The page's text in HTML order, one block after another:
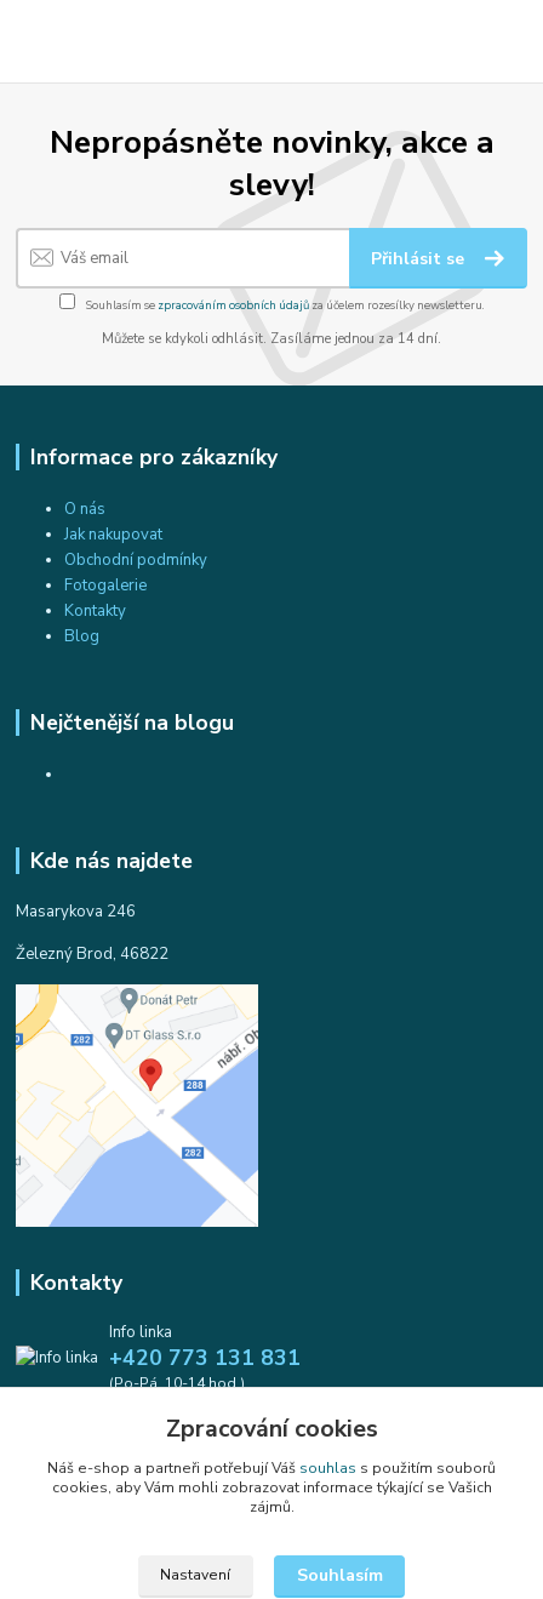
Nepropásněte novinky, akce a
slevy!
Přihlásit se
Souhlasím se zpracováním osobních údajůza účelem rozesílky newsletteru.
Můžete se kdykoli odhlásit. Zasíláme jednou za 14 dní.
Informace pro zákazníky
O nás
Jak nakupovat
Obchodní podmínky
Fotogalerie
Kontakty
Blog
Nejčtenější na blogu
Kde nás najdete
Masarykova 246
Železný Brod, 46822
Kontakty
Info linka
+420 773 131 831
(Po-Pá, 10-14 hod.)
info@koralkomat.czZpracování cookies
Náš e-shop a partneři potřebují Váš souhlas s použitím souborů
cookies, aby Vám mohli zobrazovat informace týkající se Vašich
zájmů.
Nastavení Souhlasím